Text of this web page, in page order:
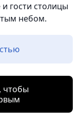
гости столицы
небом.
чтобы